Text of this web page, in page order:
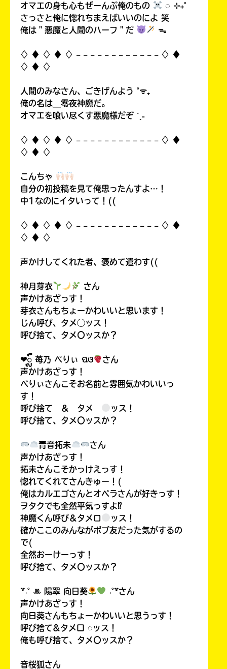
オマエの身も心もぜーんぶ俺のもの
◌ ⊹₊˚
さっさと俺に惚れちまえばいいのによ 笑
俺は＂悪魔と人間のハーフ＂だ
ᯓ
♢ ♦︎ ♢ ♦︎ ♢ 𓐄 𓐄 𓐄 𓐄 𓐄 𓐄 𓐄 𓐄 𓐄 𓐄 𓐄 𓐄 ♢ ♦︎
♢ ♦︎ ♢
人間のみなさん、ごきげんよう ˚ᯤ₊
俺の名は＿零夜神魔だ。
オマエを喰い尽くす悪魔様だぞ ˊˎ˗
♢ ♦︎ ♢ ♦︎ ♢ 𓐄 𓐄 𓐄 𓐄 𓐄 𓐄 𓐄 𓐄 𓐄 𓐄 𓐄 𓐄 ♢ ♦︎
♢ ♦︎ ♢
こんちゃ
自分の初投稿を見て俺思ったんすよ…！
中1なのにイタいって！((
♢ ♦︎ ♢ ♦︎ ♢ 𓐄 𓐄 𓐄 𓐄 𓐄 𓐄 𓐄 𓐄 𓐄 𓐄 𓐄 𓐄 ♢ ♦︎
♢ ♦︎ ♢
声かけしてくれた者、褒めて遣わす((
神月芽衣
さん
声かけあざっす！
芽衣さんもちょーかわいいと思います！
じん呼び、タメ◯ッス！
呼び捨て、タメ〇ッスか？
❤︎ᬼ 苺乃 べりぃ ପଓ
さん
声かけあざっす！
べりぃさんこそお名前と雰囲気かわいいっ
す！
呼び捨て ＆ タメ
ッス！
呼び捨て、タメ〇ッスか？
青音拓未
さん
声かけあざっす！
拓未さんこそかっけえっす！
惚れてくれてさんきゅー！(
俺はカルエゴさんとオペラさんが好きっす！
ヲタクでも全然平気っすよ⁉
神魔くん呼び＆タメロ
ッス！
確かここのみんながポプ友だった気がするの
で(
全然おーけーっす！
呼び捨て、タメ〇ッスか？
꒷˖˚ ꔛ‬ 陽翠 向日葵
˖˚꒷さん
声かけあざっす！
向日葵さんもちょーかわいいと思うっす！
呼び捨て&タメ口 ◌ッス！
俺も呼び捨て、タメ〇ッスか？
音桜狐さん